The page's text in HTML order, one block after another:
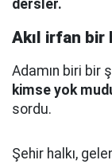
dersler.
Akıl irfan bir
Adamın biri bir
kimse yok
sordu.
Şehir halkı,